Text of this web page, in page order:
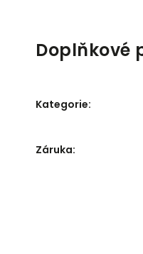
Doplňkové
Kategorie:
Záruka: